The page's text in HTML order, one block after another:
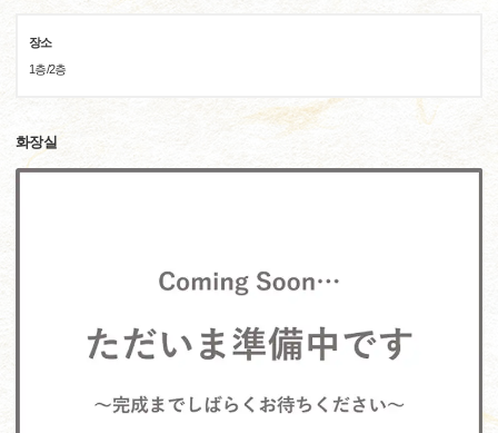
장소
1층/2층
화장실